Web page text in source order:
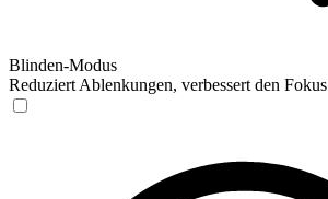
Blinden-Modus
Reduziert Ablenkungen, verbessert den Fokus